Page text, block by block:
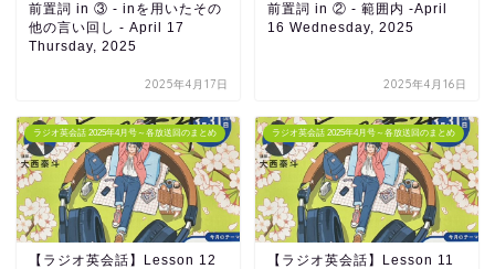
前置詞 in ③ - inを用いたその
他の言い回し - April 17
Thursday, 2025
2025年4月17日
前置詞 in ② - 範囲内 -April
16 Wednesday, 2025
2025年4月16日
ラジオ英会話 2025年4月号～各放送回のまとめ
【ラジオ英会話】Lesson 12
ラジオ英会話 2025年4月号～各放送回のまとめ
【ラジオ英会話】Lesson 11